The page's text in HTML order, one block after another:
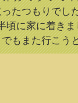
たつもりでし
頃に家に着き
もまた行こう